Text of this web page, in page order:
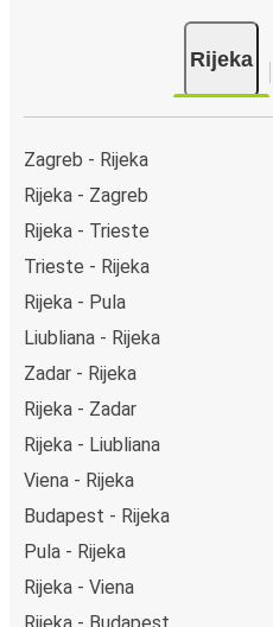
Rijeka
Zagreb - Rijeka
Rijeka - Zagreb
Rijeka - Trieste
Trieste - Rijeka
Rijeka - Pula
Liubliana - Rijeka
Zadar - Rijeka
Rijeka - Zadar
Rijeka - Liubliana
Viena - Rijeka
Budapest - Rijeka
Pula - Rijeka
Rijeka - Viena
Rijeka - Budapest